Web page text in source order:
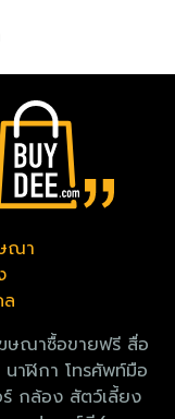
ณา
ฆษณาซื้อขายฟรี สื่อ
นาฬิกา โทรศัพท์มือ
กล้อง สัตว์เลี้ยง